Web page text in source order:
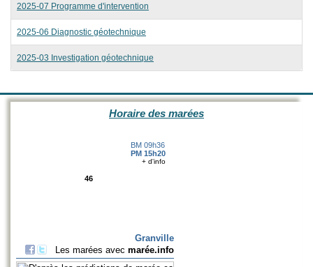
Titre
2025-07 Programme d'intervention
2025-06 Diagnostic géotechnique
2025-03 Investigation géotechnique
Horaire des marées